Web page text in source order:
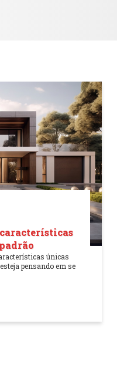
únicas
pensando em se